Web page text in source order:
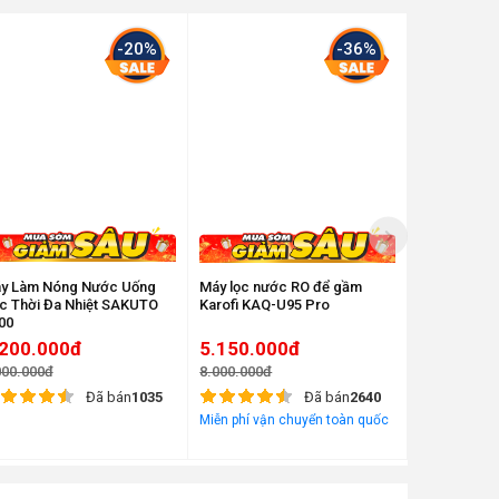
-20%
Làm Nóng Nước Uống
Thời Đa Nhiệt SAKUTO
Đã bán1035
-36%
Máy lọc nước RO để gầm
Karofi KAQ-U95 Pro
5.150.000đ
8.000.000đ
Đã bán2640
Miễn phí vận chuyển toàn quốc